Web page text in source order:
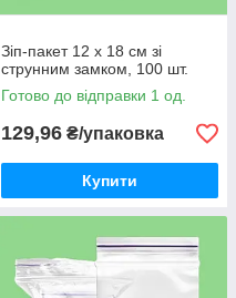
Зіп-пакет 12 х 18 см зі
струнним замком, 100 шт.
Готово до відправки 1 од.
129,96 ₴/упаковка
Купити